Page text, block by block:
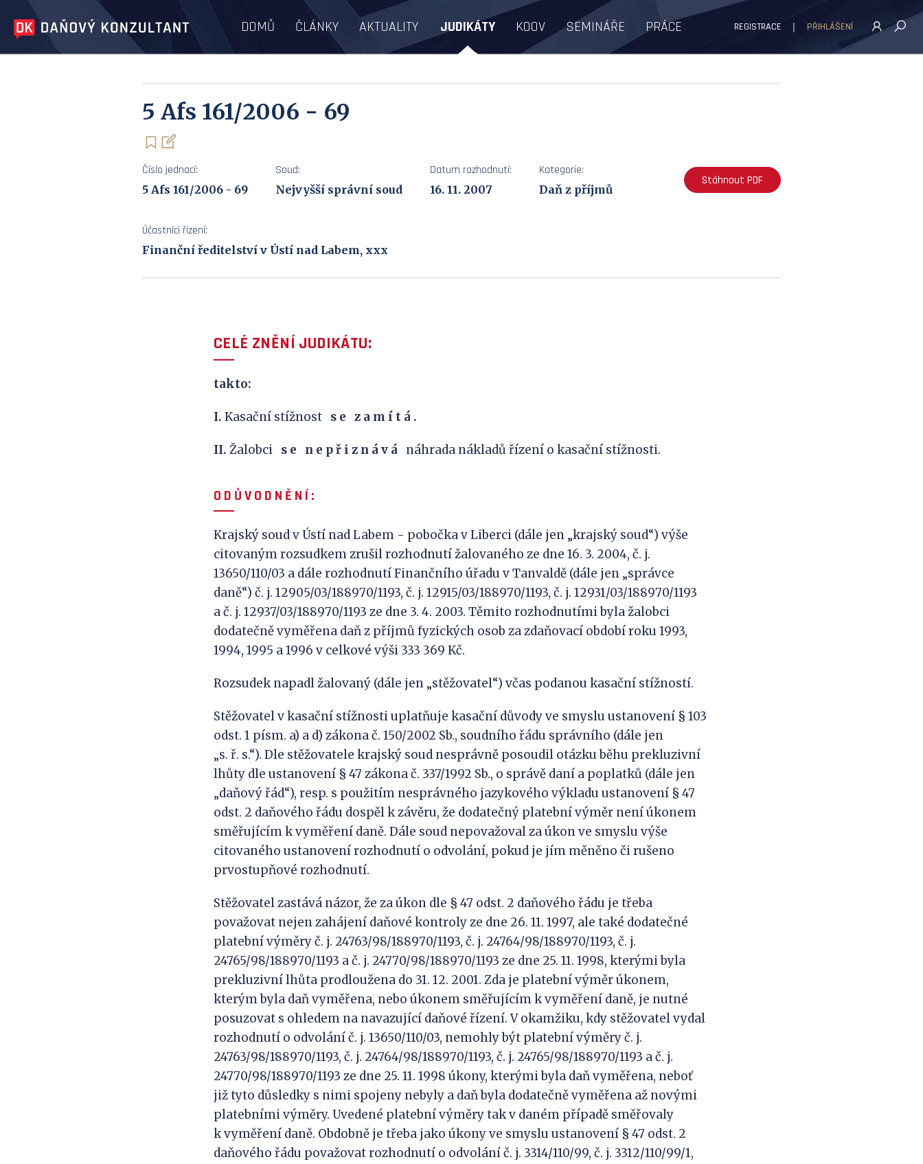
DOMŮ ČLÁNKY AKTUALITY JUDIKÁTY KOOV SEMINÁŘE PRÁCE REGISTRACE PŘIHLÁŠENÍ
5 Afs 161/2006 - 69
Číslo jednací:
5 Afs 161/2006 - 69
Soud:
Nejvyšší správní soud
Datum rozhodnutí:
16. 11. 2007
Kategorie:
Daň z příjmů
Stáhnout PDF
Účastníci řízení:
Finanční ředitelství v Ústí nad Labem, xxx
CELÉ ZNĚNÍ JUDIKÁTU:
takto:
I. Kasační stížnost s e z a m í t á .
II. Žalobci s e n e p ř i z n á v á náhrada nákladů řízení o kasační stížnosti.
O D Ů VO D N Ě N Í :
Krajský soud v Ústí nad Labem - pobočka v Liberci (dále jen „krajský soud“) výše
citovaným rozsudkem zrušil rozhodnutí žalovaného ze dne 16. 3. 2004, č. j.
13650/110/03 a dále rozhodnutí Finančního úřadu v Tanvaldě (dále jen „správce
daně“) č. j. 12905/03/188970/1193, č. j. 12915/03/188970/1193, č. j. 12931/03/188970/1193
a č. j. 12937/03/188970/1193 ze dne 3. 4. 2003. Těmito rozhodnutími byla žalobci
dodatečně vyměřena daň z příjmů fyzických osob za zdaňovací období roku 1993,
1994, 1995 a 1996 v celkové výši 333 369 Kč.
Rozsudek napadl žalovaný (dále jen „stěžovatel“) včas podanou kasační stížností.
Stěžovatel v kasační stížnosti uplatňuje kasační důvody ve smyslu ustanovení § 103
odst. 1 písm. a) a d) zákona č. 150/2002 Sb., soudního řádu správního (dále jen
„s. ř. s.“). Dle stěžovatele krajský soud nesprávně posoudil otázku běhu prekluzivní
lhůty dle ustanovení § 47 zákona č. 337/1992 Sb., o správě daní a poplatků (dále jen
„daňový řád“), resp. s použitím nesprávného jazykového výkladu ustanovení § 47
odst. 2 daňového řádu dospěl k závěru, že dodatečný platební výměr není úkonem
směřujícím k vyměření daně. Dále soud nepovažoval za úkon ve smyslu výše
citovaného ustanovení rozhodnutí o odvolání, pokud je jím měněno či rušeno
prvostupňové rozhodnutí.
Stěžovatel zastává názor, že za úkon dle § 47 odst. 2 daňového řádu je třeba
považovat nejen zahájení daňové kontroly ze dne 26. 11. 1997, ale také dodatečné
platební výměry č. j. 24763/98/188970/1193, č. j. 24764/98/188970/1193, č. j.
24765/98/188970/1193 a č. j. 24770/98/188970/1193 ze dne 25. 11. 1998, kterými byla
prekluzivní lhůta prodloužena do 31. 12. 2001. Zda je platební výměr úkonem,
kterým byla daň vyměřena, nebo úkonem směřujícím k vyměření daně, je nutné
posuzovat s ohledem na navazující daňové řízení. V okamžiku, kdy stěžovatel vydal
rozhodnutí o odvolání č. j. 13650/110/03, nemohly být platební výměry č. j.
24763/98/188970/1193, č. j. 24764/98/188970/1193, č. j. 24765/98/188970/1193 a č. j.
24770/98/188970/1193 ze dne 25. 11. 1998 úkony, kterými byla daň vyměřena, neboť
již tyto důsledky s nimi spojeny nebyly a daň byla dodatečně vyměřena až novými
platebními výměry. Uvedené platební výměry tak v daném případě směřovaly
k vyměření daně. Obdobně je třeba jako úkony ve smyslu ustanovení § 47 odst. 2
daňového řádu považovat rozhodnutí o odvolání č. j. 3314/110/99, č. j. 3312/110/99/1,